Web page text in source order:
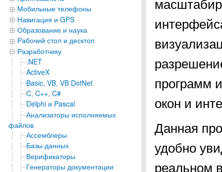
Мобильные телефоны
Навигация и GPS
Образование и наука
Рабочий стол и десктоп
Разработчику
.NET
ActiveX
Basic, VB, VB DotNet
C, C++, C#
Delphi и Pascal
Анализаторы исполняемых
файлов
Ассемблеры
Базы данных
Верификаторы
Генераторы документации
программ
окон и
Данная
удобно
реальном